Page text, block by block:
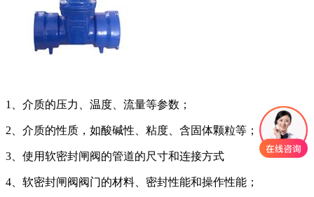
1、介质的压力、温度、流量等参数；
2、介质的性质，如酸碱性、粘度、含固体颗粒等；
3、使用软密封闸阀的管道的尺寸和连接方式
4、软密封闸阀阀门的材料、密封性能和操作性能；